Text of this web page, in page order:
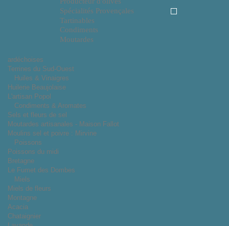
Spécialités Provençales
Tartinables
Condiments
Moutardes
ardéchoises
Terrines du Sud-Ouest
Huiles & Vinaigres
Huilerie Beaujolaise
L'artisan Popol
Condiments & Aromates
Sels et fleurs de sel
Moutardes artisanales - Maison Fallot
Moulins sel et poivre : Mirvine
Poissons
Poissons du midi
Bretagne
Le Fumet des Dombes
Miels
Miels de fleurs
Montagne
Acacia
Chataignier